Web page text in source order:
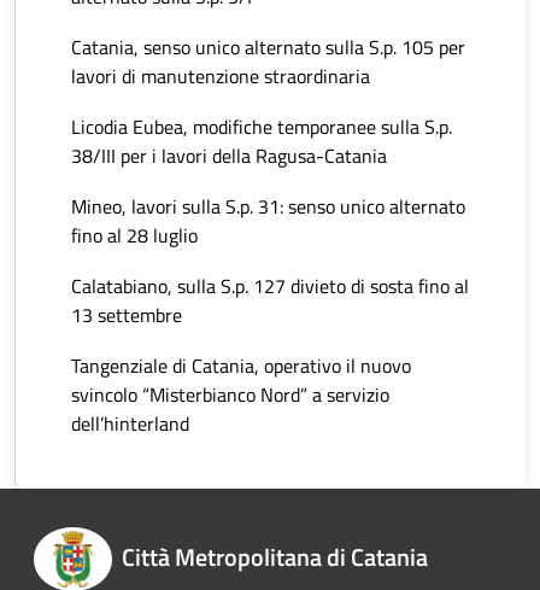
Catania, senso unico alternato sulla S.p. 105 per
lavori di manutenzione straordinaria
Licodia Eubea, modifiche temporanee sulla S.p.
38/III per i lavori della Ragusa-Catania
Mineo, lavori sulla S.p. 31: senso unico alternato
fino al 28 luglio
Calatabiano, sulla S.p. 127 divieto di sosta fino al
13 settembre
Tangenziale di Catania, operativo il nuovo
svincolo “Misterbianco Nord” a servizio
dell’hinterland
Città Metropolitana di Catania